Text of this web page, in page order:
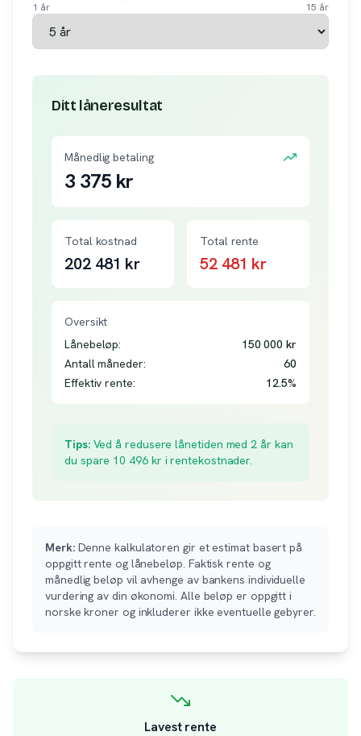
1 år 15 år
Ditt låneresultat
Månedlig betaling
3 375kr
Total kostnad
202 481 kr
Total rente
52 481 kr
Oversikt
Lånebeløp:
150 000 kr
Antall måneder:
60
Effektiv rente:
12.5%
Tips:Ved å redusere lånetiden med 2 år kan
du spare 10 496kr i rentekostnader.
Merk:Denne kalkulatoren gir et estimat basert på
oppgitt rente og lånebeløp. Faktisk rente og
månedlig beløp vil avhenge av bankens individuelle
vurdering av din økonomi. Alle beløp er oppgitt i
norske kroner og inkluderer ikke eventuelle gebyrer.
Lavest rente